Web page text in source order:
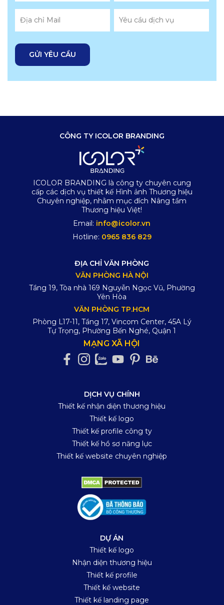
CÔNG TY ICOLOR BRANDING
ICOLOR BRANDING là công ty chuyên cung
cấp các dịch vụ thiết kế Hình ảnh Thương hiệu
Chuyên nghiệp, nhằm mục đích Nâng tầm
Thương hiệu Việt!
Email: info@icolor.vn
Hotline: 0965 836 829
ĐỊA CHỈ VĂN PHÒNG
VĂN PHÒNG HÀ NỘI
Tầng 19, Tòa nhà 169 Nguyễn Ngọc Vũ, Phường
Yên Hòa
VĂN PHÒNG TP.HCM
Phòng L17-11, Tầng 17, Vincom Center, 45A Lý
Tự Trọng, Phường Bến Nghé, Quận 1
MẠNG XÃ HỘI
DỊCH VỤ CHÍNH
Thiết kế nhận diện thương hiệu
Thiết kế logo
Thiết kế profile công ty
Thiết kế hồ sơ năng lực
Thiết kế website chuyên nghiệp
DỰ ÁN
Thiết kế logo
Nhận diện thương hiệu
Thiết kế profile
Thiết kế website
Thiết kế landing page